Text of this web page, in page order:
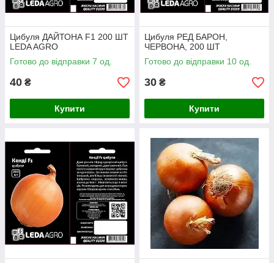
Цибуля ДАЙТОНА F1 200 ШТ
LEDA AGRO
Готово до відправки 7 од.
40 ₴
Купити
Цибуля РЕД БАРОН,
ЧЕРВОНА, 200 ШТ
Готово до відправки 10 од.
30 ₴
Купити